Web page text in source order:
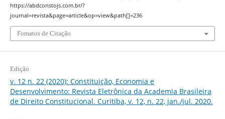
https://abdconstojs.com.br/?
journal=revista&page=article&op=view&path[]=236
Fomatos de Citação
Edição
v. 12 n. 22 (2020): Constituição, Economia e
Desenvolvimento: Revista Eletrônica da Academia Brasileira
de Direito Constitucional. Curitiba, v. 12, n. 22, jan./jul. 2020.